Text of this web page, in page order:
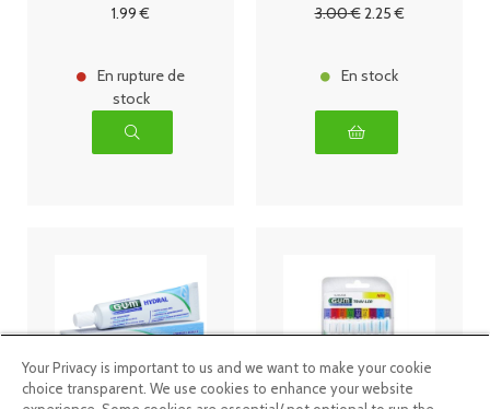
1.99 €
En rupture de
stock
3.00€2.25€
En stock
Your Privacy is important to us and we want to make your cookie
choice transparent. We use cookies to enhance your website